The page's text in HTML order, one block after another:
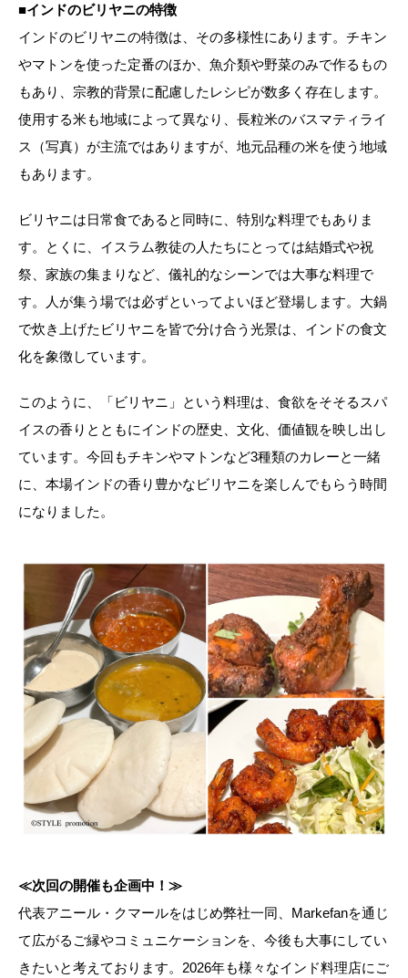
■インドのビリヤニの特徴
インドのビリヤニの特徴は、その多様性にあります。チキン
やマトンを使った定番のほか、魚介類や野菜のみで作るもの
もあり、宗教的背景に配慮したレシピが数多く存在します。
使用する米も地域によって異なり、長粒米のバスマティライ
ス（写真）が主流ではありますが、地元品種の米を使う地域
もあります。
ビリヤニは日常食であると同時に、特別な料理でもありま
す。とくに、イスラム教徒の人たちにとっては結婚式や祝
祭、家族の集まりなど、儀礼的なシーンでは大事な料理で
す。人が集う場では必ずといってよいほど登場します。大鍋
で炊き上げたビリヤニを皆で分け合う光景は、インドの食文
化を象徴しています。
このように、「ビリヤニ」という料理は、食欲をそそるスパ
イスの香りとともにインドの歴史、文化、価値観を映し出し
ています。今回もチキンやマトンなど3種類のカレーと一緒
に、本場インドの香り豊かなビリヤニを楽しんでもらう時間
になりました。
≪次回の開催も企画中！≫
代表アニール・クマールをはじめ弊社一同、Markefanを通じ
て広がるご縁やコミュニケーションを、今後も大事にしてい
きたいと考えております。2026年も様々なインド料理店にご